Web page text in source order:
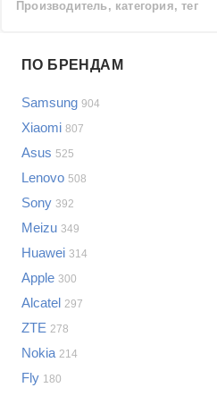
Производитель, категория, тег
Samsung
LG
Sony
Bosch
Asus
Lenovo
Indesit
JBL
Показать еще
Проблемы по категориям
Сотовые телефоны
Сотовые телефоны
Планшеты
ПО БРЕНДАМ
Samsung 904
Xiaomi 807
Asus 525
Lenovo 508
Sony 392
Meizu 349
Huawei 314
Apple 300
Alcatel 297
ZTE 278
Nokia 214
Fly 180